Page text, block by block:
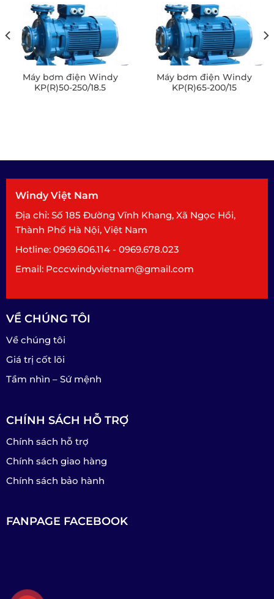
Máy bơm điện Windy
KP(R)50-250/18.5
Máy bơm điện Windy
KP(R)65-200/15
Windy Việt Nam
Địa chỉ: Số 185 Đường Vĩnh Khang, Xã Ngọc Hồi,
Thành Phố Hà Nội, Việt Nam
Hotline: 0969.606.114 - 0969.678.023
Email: Pcccwindyvietnam@gmail.com
VỀ CHÚNG TÔI
Về chúng tôi
Giá trị cốt lõi
Tầm nhìn – Sứ mệnh
CHÍNH SÁCH HỖ TRỢ
Chính sách hỗ trợ
Chính sách giao hàng
Chính sách bảo hành
FANPAGE FACEBOOK